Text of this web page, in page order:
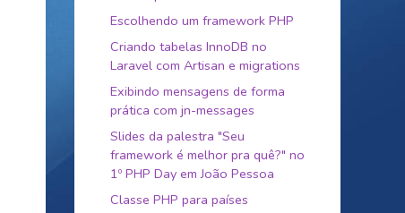
Escolhendo um framework PHP
Criando tabelas InnoDB no
Laravel com Artisan e migrations
Exibindo mensagens de forma
prática com jn-messages
Slides da palestra "Seu
framework é melhor pra quê?" no
1º PHP Day em João Pessoa
Classe PHP para países